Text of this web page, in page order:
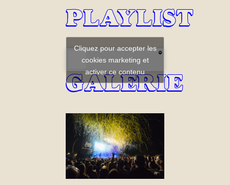
PLAYLIST
Cliquez pour accepter les
cookies marketing et
activer ce contenu
GALERIE